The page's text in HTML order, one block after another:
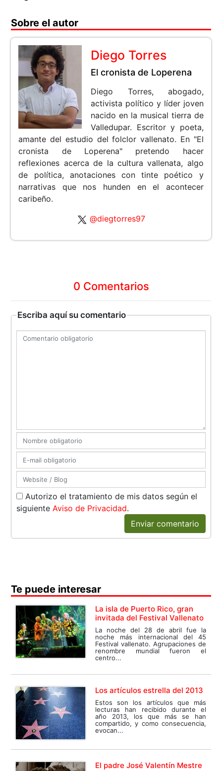
Sobre el autor
Diego Torres
El cronista de Loperena
Diego Torres, abogado,
activista político y líder joven
nacido en la musical tierra de
Valledupar. Escritor y poeta,
amante del estudio del folclor vallenato. En "El
cronista de Loperena" pretendo hacer
reflexiones acerca de la cultura vallenata, algo
de política, anotaciones con tinte poético y
narrativas que nos hunden en el acontecer
caribeño.
@diegtorres97
0 Comentarios
Escriba aquí su comentario
Autorizo el tratamiento de mis datos según el
siguienteAviso de Privacidad.
Enviar comentario
Te puede interesar
La isla de Puerto Rico, gran
invitada del Festival Vallenato
La noche del 28 de abril fue la
noche más internacional del 45
Festival vallenato. Agrupaciones de
renombre mundial fueron el
centro...
Los artículos estrella del 2013
Estos son los artículos que más
lecturas han recibido durante el
año 2013, los que más se han
compartido, y como consecuencia,
evocan...
El padre José Valentín Mestre